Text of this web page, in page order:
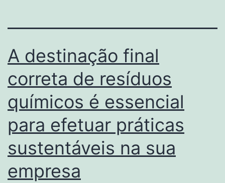
A destinação final
correta de resíduos
químicos é essencial
para efetuar práticas
sustentáveis na sua
empresa